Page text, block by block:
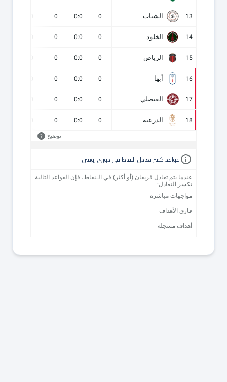
13 الشباب 0
0:0
0
14 الخلود 0
0:0
0
15 الرياض 0
0:0
0
16 أبها 0
0:0
0
17 الفيصلي 0
0:0
0
18 الدرعية 0
0:0
0
توضيح ?
قواعد كسر تعادل النقاط في دوري روشن
عندما يتم تعادل فريقان (أو أكثر) في الـنقاط، فإن القواعد التالية
تكسر التعادل:
مواجهات مباشرة
فارق الأهداف
أهداف مسجلة